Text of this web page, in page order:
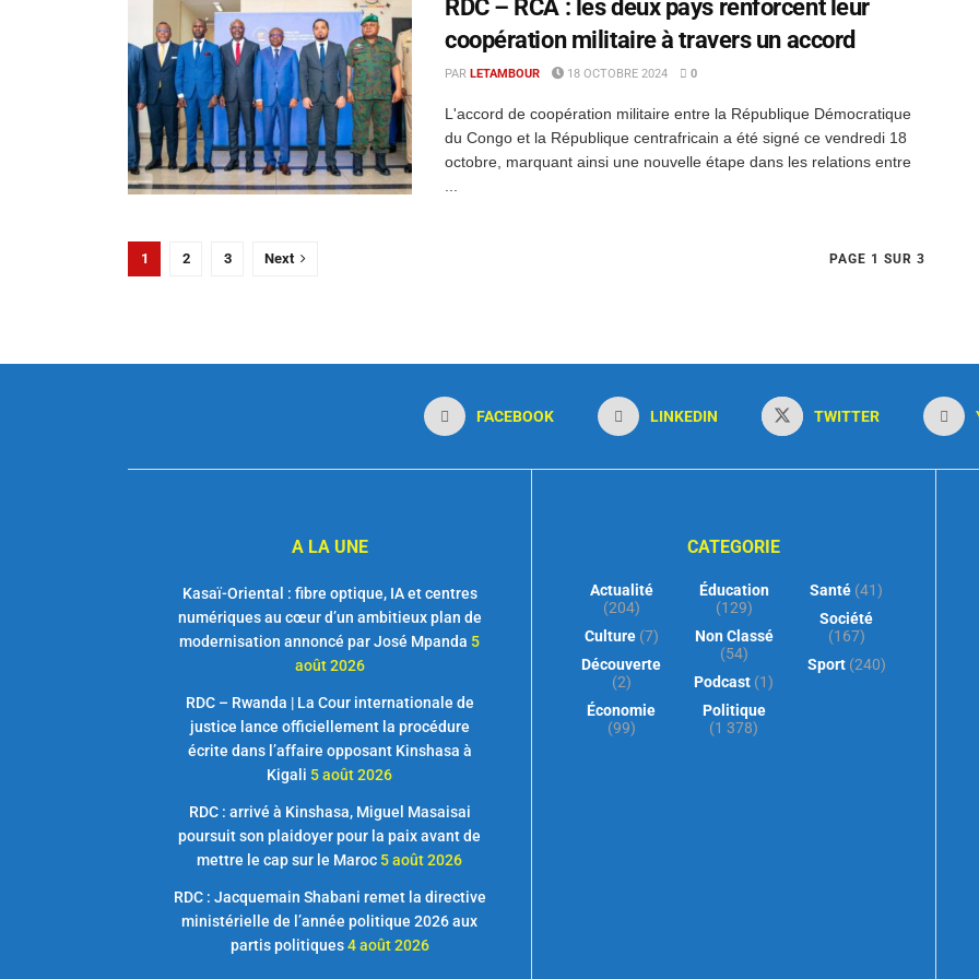
RDC – RCA : les deux pays renforcent leur
coopération militaire à travers un accord
PAR LETAMBOUR 18 OCTOBRE 2024 0
L'accord de coopération militaire entre la République Démocratique
du Congo et la République centrafricain a été signé ce vendredi 18
octobre, marquant ainsi une nouvelle étape dans les relations entre
PAGE 1 SUR 3
1 2 3 Next
FACEBOOK LINKEDIN TWITTER
A LA UNE
Kasaï-Oriental : fibre optique, IA et centres
numériques au cœur d’un ambitieux plan de
modernisation annoncé par José Mpanda 5
août 2026
RDC – Rwanda | La Cour internationale de
justice lance officiellement la procédure
écrite dans l’affaire opposant Kinshasa à
Kigali 5 août 2026
RDC : arrivé à Kinshasa, Miguel Masaisai
poursuit son plaidoyer pour la paix avant de
mettre le cap sur le Maroc 5 août 2026
RDC : Jacquemain Shabani remet la directive
ministérielle de l’année politique 2026 aux
partis politiques 4 août 2026
CATEGORIE
Actualité
(204)
Culture(7)
Découverte
(2)
Économie
(99)
Éducation
(129)
Non Classé
(54)
Podcast (1)
Politique
(1 378)
Santé (41)
Société
(167)
Sport(240)